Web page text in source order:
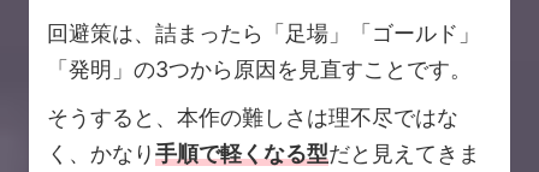
回避策は、詰まったら「足場」「ゴールド」
「発明」の3つから原因を見直すことです。
そうすると、本作の難しさは理不尽ではな
く、かなり手順で軽くなる型だと見えてきま